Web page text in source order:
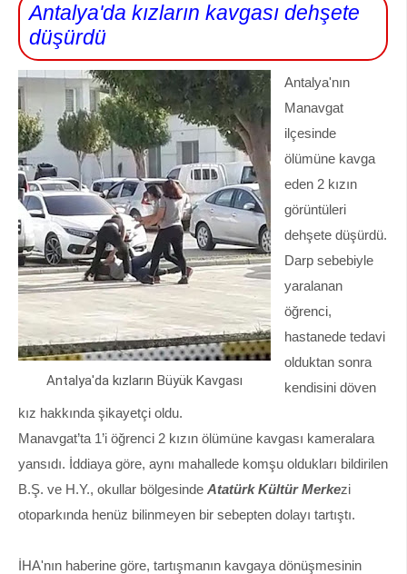
Antalya'da kızların kavgası dehşete
düşürdü
Antalya'da kızların Büyük Kavgası
Antalya'nın
Manavgat
ilçesinde
ölümüne kavga
eden 2 kızın
görüntüleri
dehşete düşürdü.
Darp sebebiyle
yaralanan
öğrenci,
hastanede tedavi
olduktan sonra
kendisini döven
kız hakkında şikayetçi oldu.
Manavgat’ta 1’i öğrenci 2 kızın ölümüne kavgası kameralara
yansıdı. İddiaya göre, aynı mahallede komşu oldukları bildirilen
B.Ş. ve H.Y., okullar bölgesinde Atatürk Kültür Merkezi
otoparkında henüz bilinmeyen bir sebepten dolayı tartıştı.
İHA'nın haberine göre, tartışmanın kavgaya dönüşmesinin